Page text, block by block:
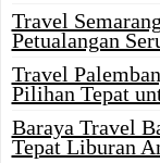
Travel
Petualangan
Travel
Pilihan Tepat
Baraya Travel
Tepat Liburan